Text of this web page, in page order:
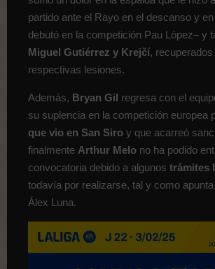
partido ante el Rayo en el descanso y
debutó en la competición Pau López– y
Miguel Gutiérrez y Krejčí,
respectivas lesiones.
Además, Bryan Gil
regresa con el
su suplencia en la competición europea
que vio en San Siro y que acarreó
finalmente Arthur Melo no ha podido
convocatoria debido a algunos trámites
todavía por realizarse, tal y como
Álex Luna.